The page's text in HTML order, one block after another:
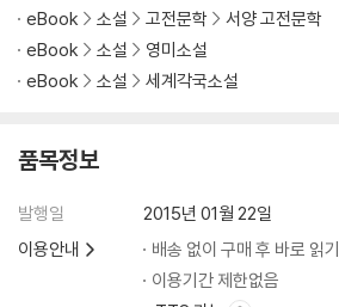
eBook 소설 고전문학
서양 고전문학
eBook
소설
영미소설
eBook
소설 세계각국소설
품목정보
발행일
2015년 01월 22일
이용안내
배송 없이 구매 후 바로 읽기
이용기간 제한없음